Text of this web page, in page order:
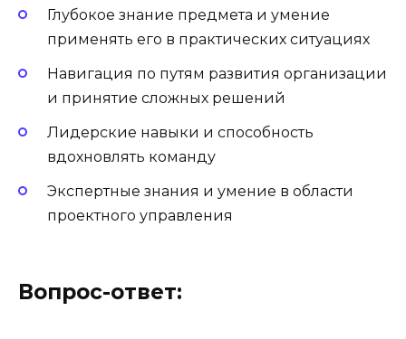
Глубокое знание предмета и умение
применять его в практических ситуациях
Навигация по путям развития организации
и принятие сложных решений
Лидерские навыки и способность
вдохновлять команду
Экспертные знания и умение в области
проектного управления
Вопрос-ответ: